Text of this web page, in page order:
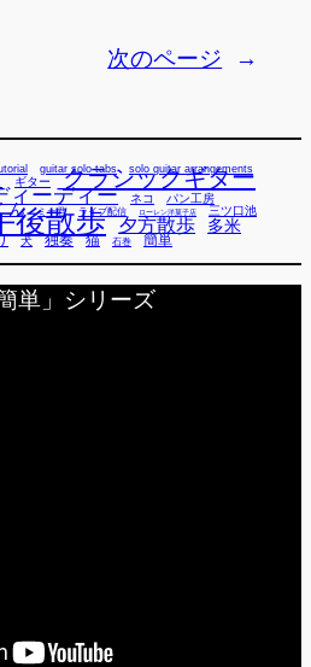
次のページ →
guitar solo tabs solo guitar arrangements
ギター クラシックギター
ィーディー ネコ パン工房
ん ミー君 ライブ配信 ローレン洋菓子店 三ツ口池
後散歩 夕方散歩 多米
犬 独奏 猫 石巻 簡単
単」シリーズ